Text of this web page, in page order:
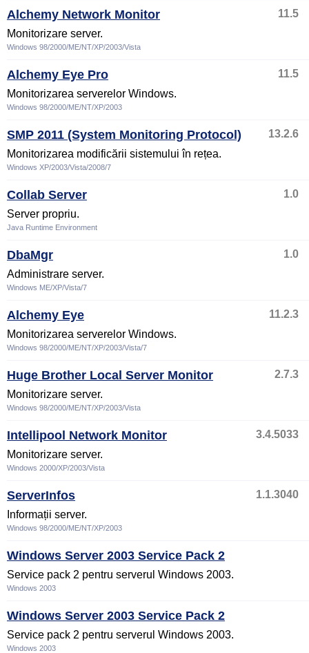
Alchemy Network Monitor
11.5
Monitorizare server.
Windows 98/2000/ME/NT/XP/2003/Vista
Alchemy Eye Pro
11.5
Monitorizarea serverelor Windows.
Windows 98/2000/ME/NT/XP/2003
SMP 2011 (System Monitoring Protocol)
13.2.6
Monitorizarea modificării sistemului în rețea.
Windows XP/2003/Vista/2008/7
Collab Server
1.0
Server propriu.
Java Runtime Environment
DbaMgr
1.0
Administrare server.
Windows ME/XP/Vista/7
Alchemy Eye
11.2.3
Monitorizarea serverelor Windows.
Windows 98/2000/ME/NT/XP/2003/Vista/7
Huge Brother Local Server Monitor
2.7.3
Monitorizare server.
Windows 98/2000/ME/NT/XP/2003/Vista
Intellipool Network Monitor
3.4.5033
Monitorizare server.
Windows 2000/XP/2003/Vista
ServerInfos
1.1.3040
Informații server.
Windows 98/2000/ME/NT/XP/2003
Windows Server 2003 Service Pack 2
Service pack 2 pentru serverul Windows 2003.
Windows 2003
Windows Server 2003 Service Pack 2
Service pack 2 pentru serverul Windows 2003.
Windows 2003